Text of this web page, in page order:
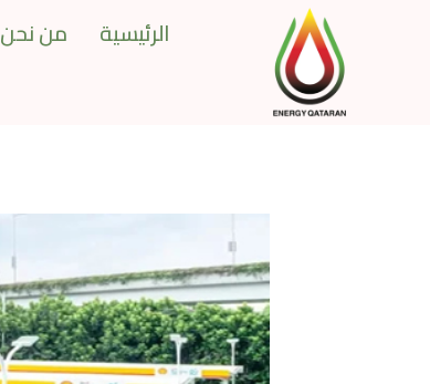
الرئيسية من نحن